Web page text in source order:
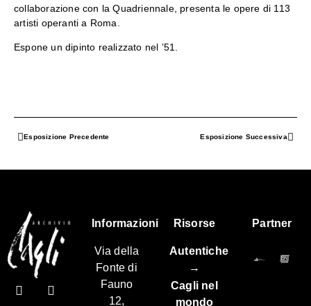
collaborazione con la Quadriennale, presenta le opere di 113
artisti operanti a Roma.
Espone un dipinto realizzato nel ’51.
Esposizione Precedente Esposizione Successiva
Informazioni
Via della
Fonte di
Fauno
12,
Risorse
Autentiche
→
Cagli nel
mondo
Partner